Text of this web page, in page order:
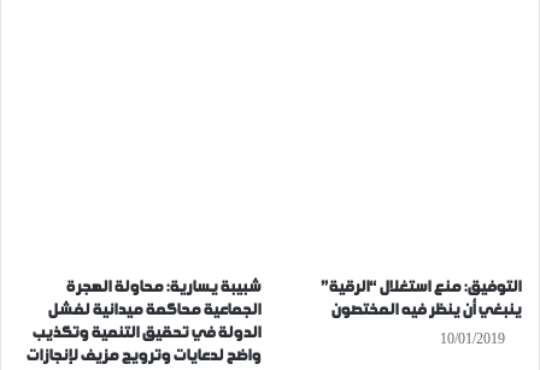
التوفيق: منع استغلال “الرقية”
ينبغي أن ينظر فيه المختصون
10/01/2019
شبيبة يسارية: محاولة الهجرة
الجماعية محاكمة ميدانية لفشل
الدولة في تحقيق التنمية وتكذيب
واضح لدعايات وترويج مزيف لإنجازات